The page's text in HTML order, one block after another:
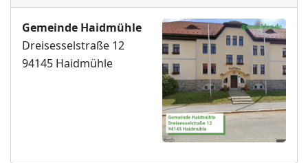
Gemeinde Haidmühle
Dreisesselstraße 12
94145 Haidmühle